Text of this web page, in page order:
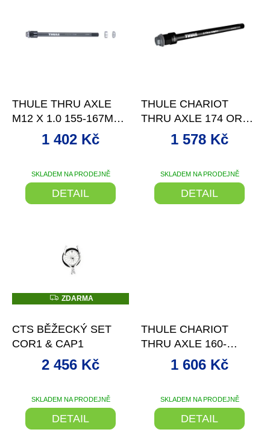
THULE THRU AXLE
M12 X 1.0 155-167MM -
SYNTACE
SKLADEM NA PRODEJNĚ
1 402 Kč
DETAIL
THULE CHARIOT
THRU AXLE 174 OR
180 MM (M12X1.75) -
MAXLE
SKLADEM NA PRODEJNĚ
1 578 Kč
DETAIL
Z
D
M
A
ZDARMA
CTS BĚŽECKÝ SET
COR1 & CAP1
SKLADEM NA PRODEJNĚ
2 456 Kč
DETAIL
THULE CHARIOT
THRU AXLE 160-
172MM (M12X1.0) -
SYNTACE
SKLADEM NA PRODEJNĚ
1 606 Kč
DETAIL